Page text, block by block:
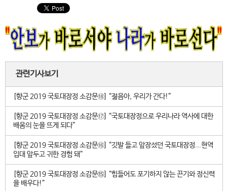
관련기사보기
[향군 2019 국토대장정 소감문⑱] “젊음아, 우리가 간다!”
[향군 2019 국토대장정 소감문⑰] “국토대장정으로 우리나라 역사에 대한
배움의 눈을 뜨게 되다”
[향군 2019 국토대장정 소감문⑯] “깃발 들고 앞장섰던 국토대장정...현역
입대 앞두고 귀한 경험 돼”
[향군 2019 국토대장정 소감문⑮] “힘들어도 포기하지 않는 끈기와 정신력
을 배우다!”